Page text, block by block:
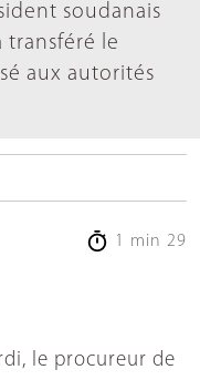
soudanais
transféré le
aux autorités
1 min 29
le procureur de